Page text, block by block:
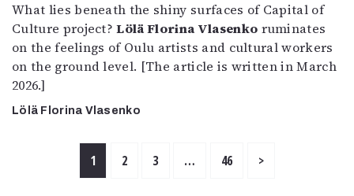
What lies beneath the shiny surfaces of Capital of
Culture project?Lölä Florina Vlasenko ruminates
on the feelings of Oulu artists and cultural workers
on the ground level. [The article is written in March
2026.]
Lölä Florina Vlasenko
1 2 3 … 46 >